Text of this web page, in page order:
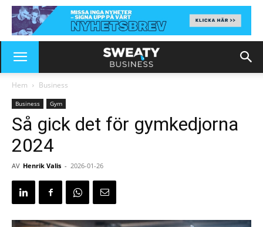
Hem Business
Business Gym
Så gick det för gymkedjorna
2024
AV Henrik Valis - 2026-01-26